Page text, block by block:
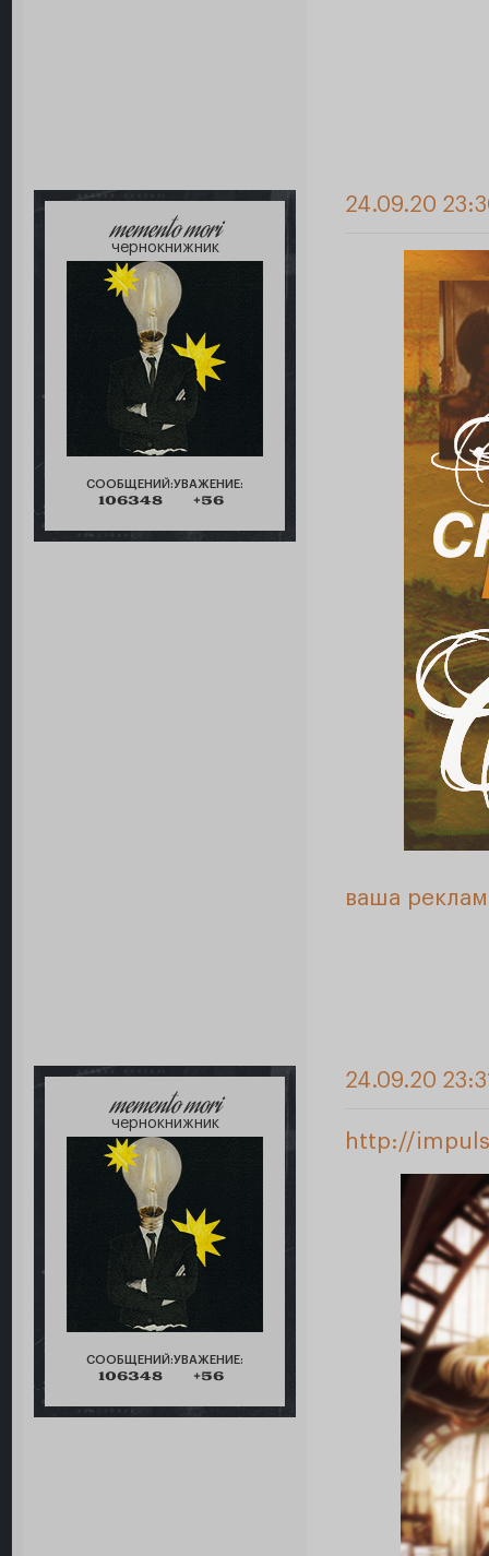
memento mori
чернокнижник
СООБЩЕНИЙ:
106348
УВАЖЕНИЕ:
+56
24.09.20
ваша
memento mori
чернокнижник
СООБЩЕНИЙ:
106348
УВАЖЕНИЕ:
+56
24.09.20
http://